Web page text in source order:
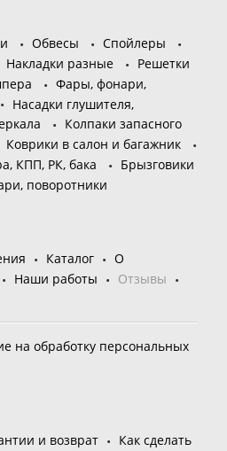
Обвесы
Спойлеры
Накладки разные
Решетки
Фары, фонари,
Насадки глушителя,
Колпаки запасного
Коврики в салон и багажник
КПП, РК, бака
Брызговики
поворотники
Каталог
О
Наши работы
Отзывы
на обработку персональных
и возврат
Как сделать